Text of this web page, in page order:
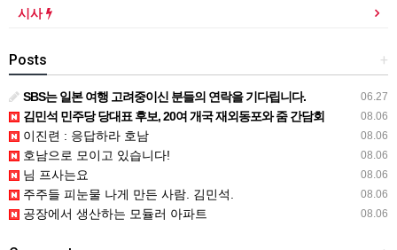
시사
+
Posts
06.27
SBS는 일본 여행 고려중이신 분들의 연락을 기다립니다.
08.06
김민석 민주당 당대표 후보, 20여 개국 재외동포와 줌 간담회
08.06
이진련 : 응답하라 호남
08.06
호남으로 모이고 있습니다!
08.06
님 프사는요
08.06
주주들 피눈물 나게 만든 사람. 김민석.
08.06
공장에서 생산하는 모듈러 아파트